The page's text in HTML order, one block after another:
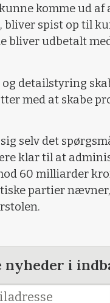
komme ud af
bliver spist op til
bliver udbetalt
detailstyring
med at skabe
selv det
klar til at
60 milliarder
partier
nyheder i